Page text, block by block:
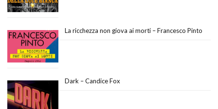
La ricchezza non giova ai morti – Francesco Pinto
Dark – Candice Fox